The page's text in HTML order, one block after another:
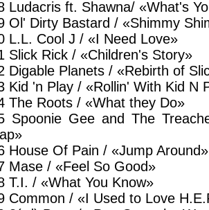
Ludacris ft. Shawna/ «What's
Ol' Dirty Bastard / «Shimmy
L.L. Cool J / «I Need Love»
Slick Rick / «Children's Story»
Digable Planets / «Rebirth of
Kid 'n Play / «Rollin' With Kid N
The Roots / «What they Do»
Spoonie Gee and The
House Of Pain / «Jump Around»
Mase / «Feel So Good»
T.I. / «What You Know»
Common / «I Used to Love